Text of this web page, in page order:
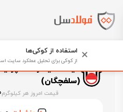
فولادسل
قیمت میلگرد 25 پردیس آذربایجان (سلفچگان)
قیمت
(سلفچگان)
قیمت امروز هر کیلوگرم
× استفاده از کوکی‌ها
از کوکی برای تحلیل عملکرد سایت